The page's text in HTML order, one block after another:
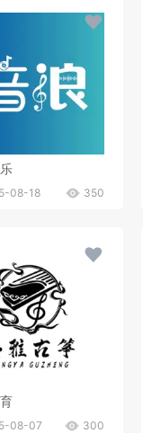
08-18 350
08-07 300